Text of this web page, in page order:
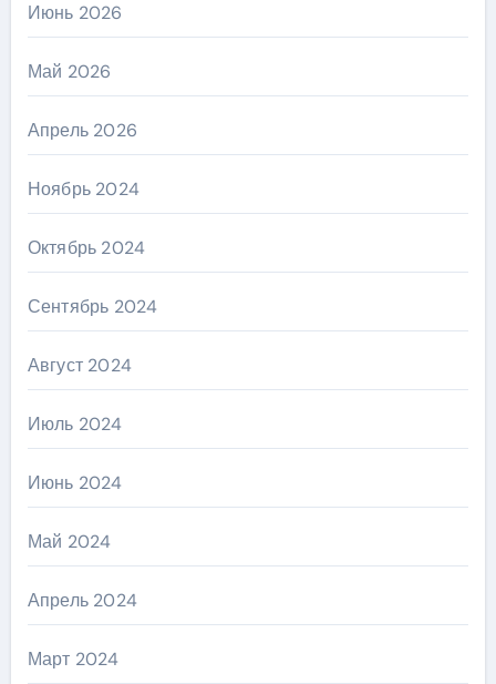
Июнь 2026
Май 2026
Апрель 2026
Ноябрь 2024
Октябрь 2024
Сентябрь 2024
Август 2024
Июль 2024
Июнь 2024
Май 2024
Апрель 2024
Март 2024